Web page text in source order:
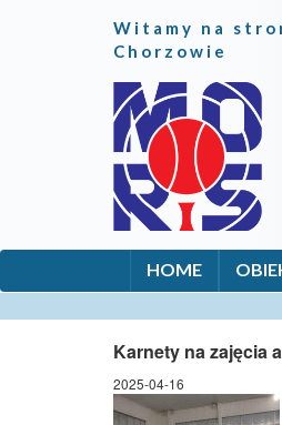
Witamy na
Chorzowie
HOME
Karnety na zajęcia
2025-04-16